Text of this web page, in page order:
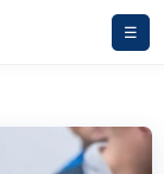
☰